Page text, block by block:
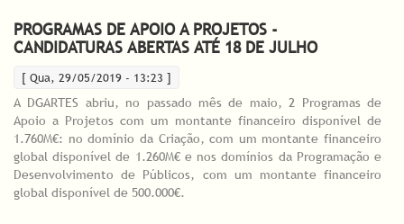
PROGRAMAS DE APOIO A PROJETOS -
CANDIDATURAS ABERTAS ATÉ 18 DE JULHO
[ Qua, 29/05/2019 - 13:23 ]
A DGARTES abriu, no passado mês de maio, 2 Programas de
Apoio a Projetos com um montante financeiro disponível de
1.760M€: no domínio da Criação, com um montante financeiro
global disponível de 1.260M€ e nos domínios da Programação e
Desenvolvimento de Públicos, com um montante financeiro
global disponível de 500.000€.